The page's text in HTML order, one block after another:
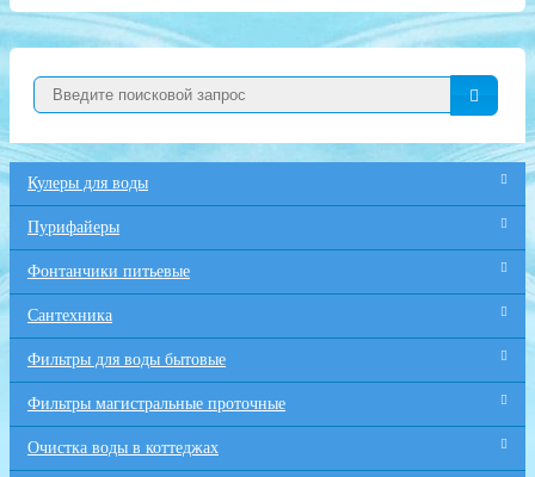
Кулеры для воды
Пурифайеры
Фонтанчики питьевые
Сантехника
Фильтры для воды бытовые
Фильтры магистральные проточные
Очистка воды в коттеджах